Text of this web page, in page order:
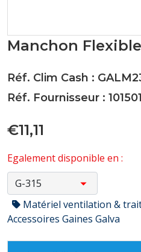
Manchon Flexible
Réf. Clim Cash :
Réf. Fournisseur :
€11,11
Egalement disponible en :
Matériel ventilation &
Accessoires Gaines Galva